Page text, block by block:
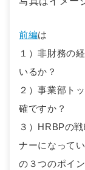
前編は
１）非財務の
いるか？
２）事業部ト
確ですか？
３）HRBPの
ナーになって
の３つのポイ